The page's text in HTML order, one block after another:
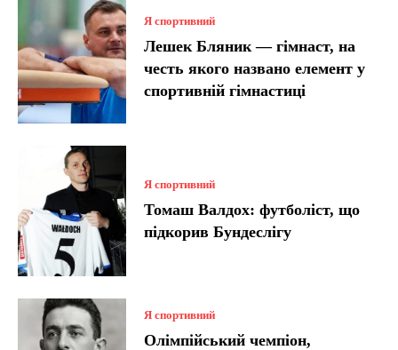
Я спортивний
Лешек Бляник — гімнаст, на
честь якого названо елемент у
спортивній гімнастиці
Я спортивний
Томаш Валдох: футболіст, що
підкорив Бундеслігу
Я спортивний
Олімпійський чемпіон,